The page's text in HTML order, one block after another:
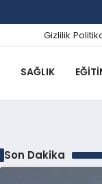
Gizlilik
SAĞLIK
Son Dakika